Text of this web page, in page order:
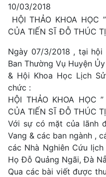
10/03/2018
HỘI THẢO KHOA HỌC
CỦA TIẾN SĨ ĐỖ THÚC
Ngày 07/3/2018 , tại hội
Ban Thường Vụ Huyện Ủy
& Hội Khoa Học Lịch
chức :
HỘI THẢO KHOA HỌC
CỦA TIẾN SĨ ĐỖ THÚC
Với sự có mặt của lãnh
Vang & các ban ngành ,
các Nhà Nghiên Cứu
Họ Đỗ Quảng Ngãi, Đà
Qua các bài viết được